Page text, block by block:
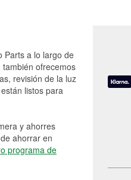
Parts a lo largo de
ofrecemos
revisión de la luz
listos para
y ahorres
ahorrar en
programa de